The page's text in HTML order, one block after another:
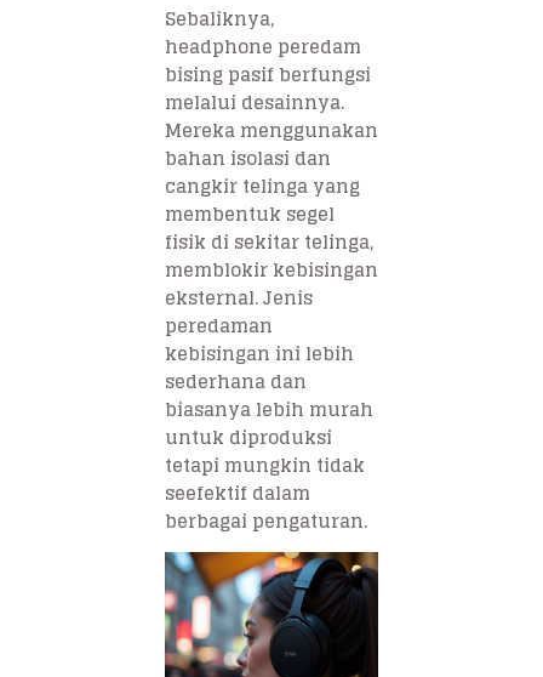
Sebaliknya,
headphone peredam
bising pasif berfungsi
melalui desainnya.
Mereka menggunakan
bahan isolasi dan
cangkir telinga yang
membentuk segel
fisik di sekitar telinga,
memblokir kebisingan
eksternal. Jenis
peredaman
kebisingan ini lebih
sederhana dan
biasanya lebih murah
untuk diproduksi
tetapi mungkin tidak
seefektif dalam
berbagai pengaturan.